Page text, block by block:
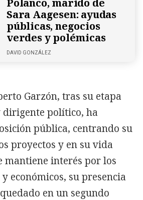
Sara Aagesen: ayudas
públicas, negocios
verdes y polémicas
DAVID GONZÁLEZ
Garzón, tras su etapa
político, ha
pública, centrando su
proyectos y en su vida
mantiene interés por los
económicos, su presencia
en un segundo